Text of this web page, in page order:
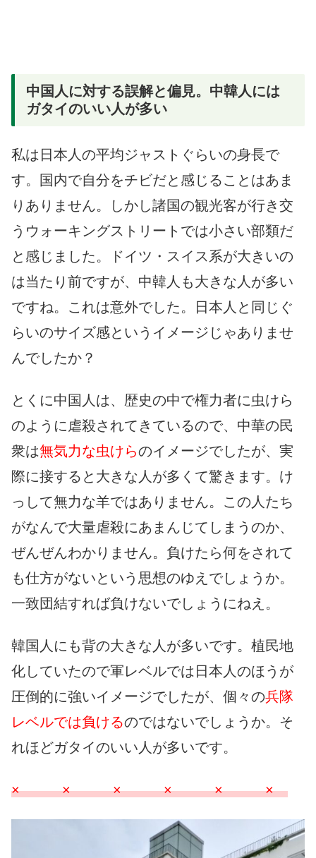
中国人に対する誤解と偏見。中韓人には
ガタイのいい人が多い
私は日本人の平均ジャストぐらいの身長で
す。国内で自分をチビだと感じることはあま
りありません。しかし諸国の観光客が行き交
うウォーキングストリートでは小さい部類だ
と感じました。ドイツ・スイス系が大きいの
は当たり前ですが、中韓人も大きな人が多い
ですね。これは意外でした。日本人と同じぐ
らいのサイズ感というイメージじゃありませ
んでしたか？
とくに中国人は、歴史の中で権力者に虫けら
のように虐殺されてきているので、中華の民
衆は無気力な虫けらのイメージでしたが、実
際に接すると大きな人が多くて驚きます。け
っして無力な羊ではありません。この人たち
がなんで大量虐殺にあまんじてしまうのか、
ぜんぜんわかりません。負けたら何をされて
も仕方がないという思想のゆえでしょうか。
一致団結すれば負けないでしょうにねえ。
韓国人にも背の大きな人が多いです。植民地
化していたので軍レベルでは日本人のほうが
圧倒的に強いイメージでしたが、個々の兵隊
レベルでは負けるのではないでしょうか。そ
れほどガタイのいい人が多いです。
× × × × × ×